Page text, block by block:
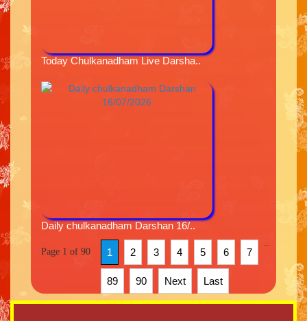
Today Chulkanadham Live Darsha..
Daily chulkanadham Darshan 16/..
Page 1 of 90 1 2 3 4 5 6 7
89 90 Next Last